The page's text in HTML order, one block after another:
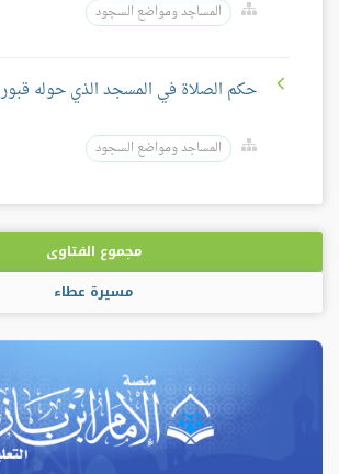
المساجد ومواضع السجود
حكم الصلاة في المسجد الذي حوله قبور
المساجد ومواضع السجود
مجموع الفتاوى
مسيرة عطاء